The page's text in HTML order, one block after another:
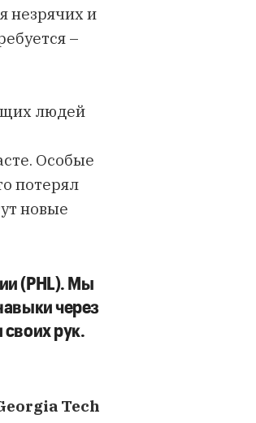
незрячих и
–
людей
Особые
потерял
новые
(PHL). Мы
через
рук.
Tech